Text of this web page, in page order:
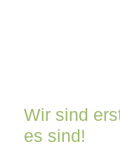
Wir sind
es sind!